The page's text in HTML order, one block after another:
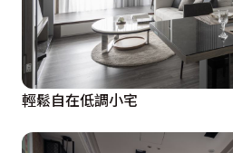
輕鬆自在低調小宅